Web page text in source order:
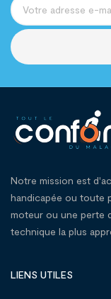
Notre mission est
handicapée ou toute
moteur ou une perte
technique la plus
LIENS UTILES